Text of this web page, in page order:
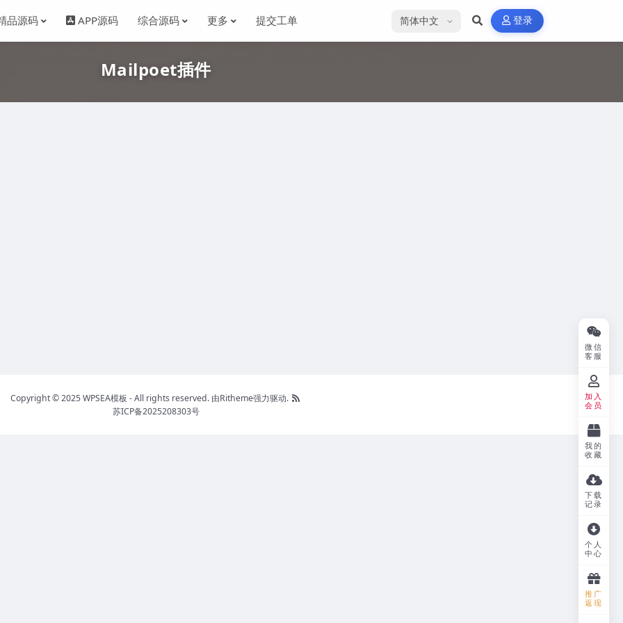
品源码 APP源码 综合源码 更多 提交工单 选择语言 登录
Mailpoet插件
Copyright © 2025 WPSEA模板 - All rights reserved. 由Ritheme强力驱动.
苏ICP备2025208303号
微信
客服
加入
会员
我的
收藏
下载
记录
个人
中心
推广
返现